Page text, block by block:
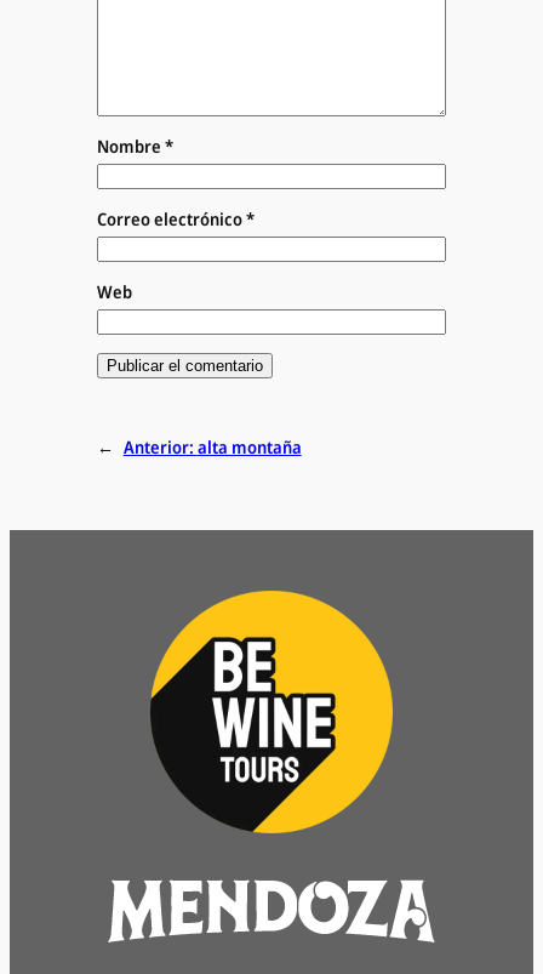
Nombre *
Correo electrónico*
Web
← Anterior: alta montaña